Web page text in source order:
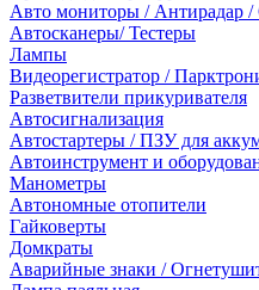
Авто мониторы / Антирадар /
Автосканеры/ Тестеры
Лампы
Видеорегистратор /
Разветвители прикуривателя
Автосигнализация
Автостартеры / ПЗУ для
Автоинструмент и
Манометры
Автономные отопители
Гайковерты
Домкраты
Аварийные знаки /